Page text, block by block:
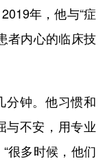
年，他与“症
者内心的临床技
钟。他习惯和
与不安，用专业
很多时候，他们